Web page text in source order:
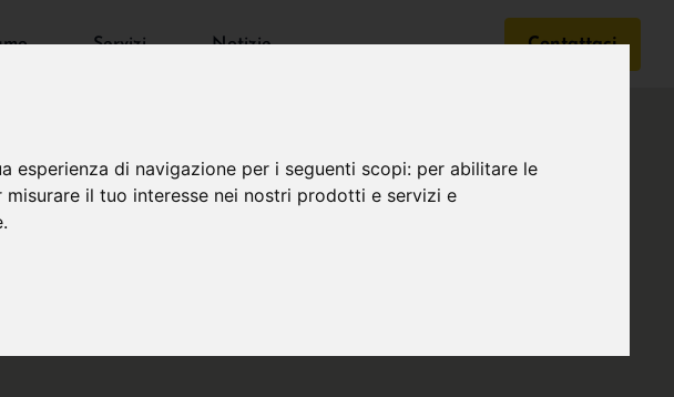
di navigazione per i seguenti scopi: per abilitare le
misurare il tuo interesse nei nostri prodotti e servizi e
.
Servizi Notizie Contattaci